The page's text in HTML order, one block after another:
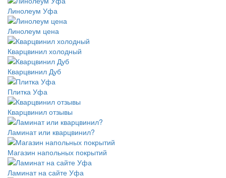
Линолеум Уфа
Линолеум цена
Кварцвинил холодный
Кварцвинил Дуб
Плитка Уфа
Кварцвинил отзывы
Ламинат или кварцвинил?
Магазин напольных покрытий
Ламинат на сайте Уфа